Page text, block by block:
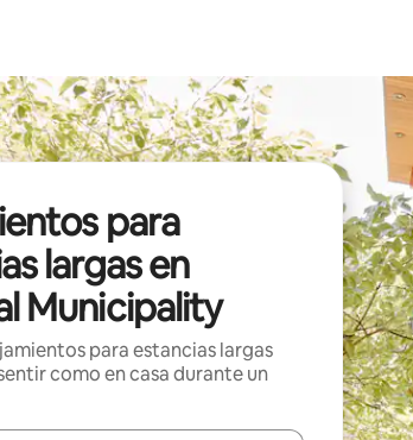
para
largas en
Municipality
para estancias largas
como en casa durante un